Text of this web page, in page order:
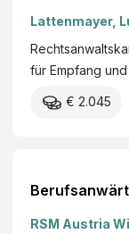
Lattenmayer,
für Empfang
€ 2.045
RSM Austria